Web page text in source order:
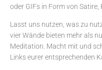
oder GIFs in Form von Satire,
Lasst uns nutzen, was zu
vier Wände bieten mehr als
Meditation. Macht mit und
Links eurer entsprechenden